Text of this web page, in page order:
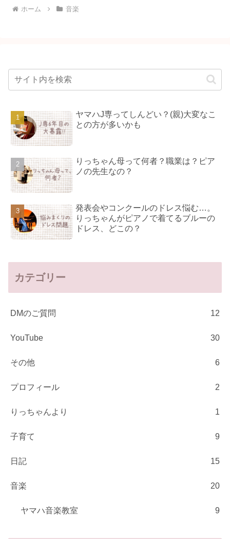
ホーム 音楽
ヤマハJ専ってしんどい？(親)大変なこ
との方が多いかも
りっちゃん母って何者？職業は？ピア
ノの先生なの？
発表会やコンクールのドレス悩む…。
りっちゃんがピアノで着てるブルーの
ドレス、どこの？
カテゴリー
DMのご質問 12
YouTube 30
その他 6
プロフィール 2
りっちゃんより 1
子育て 9
日記 15
音楽 20
ヤマハ音楽教室 9